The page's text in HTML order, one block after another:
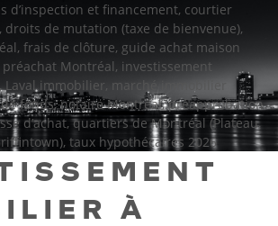
d’inspection et financement, courtier
, droits de mutation (taxe de bienvenue),
, frais de clôture, guide achat maison
Montréal, investissement
,Laval immobilier, marché immobilier
fonds,notaire Montréal,préapprobation
d’achat,quartiers de Montréal (Plateau,
, taux hypothécaires 2026
À